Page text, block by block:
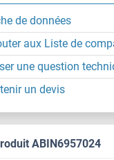
de données
aux Liste de
une question
un devis
ABIN6957024